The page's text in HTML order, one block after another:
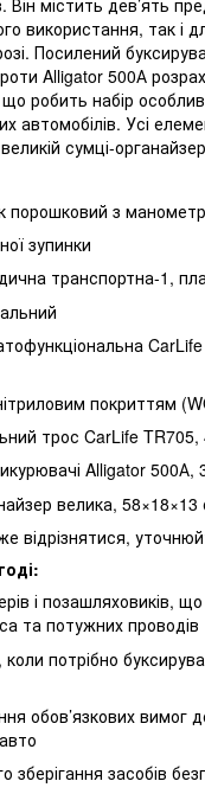
використання, так і
Посилений
Alligator 500А
робить набір
автомобілів. Усі
сумці-
порошковий з
зупинки
транспортна-1,
покриттям
трос CarLife
Alligator 500А,
велика, 58×18×13
відрізнятися,
і позашляховиків,
та потужних проводів
коли потрібно
обов’язкових вимог
зберігання засобів